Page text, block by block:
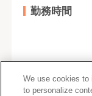
勤務時間
雇用形態
We use cookies to
to personalize